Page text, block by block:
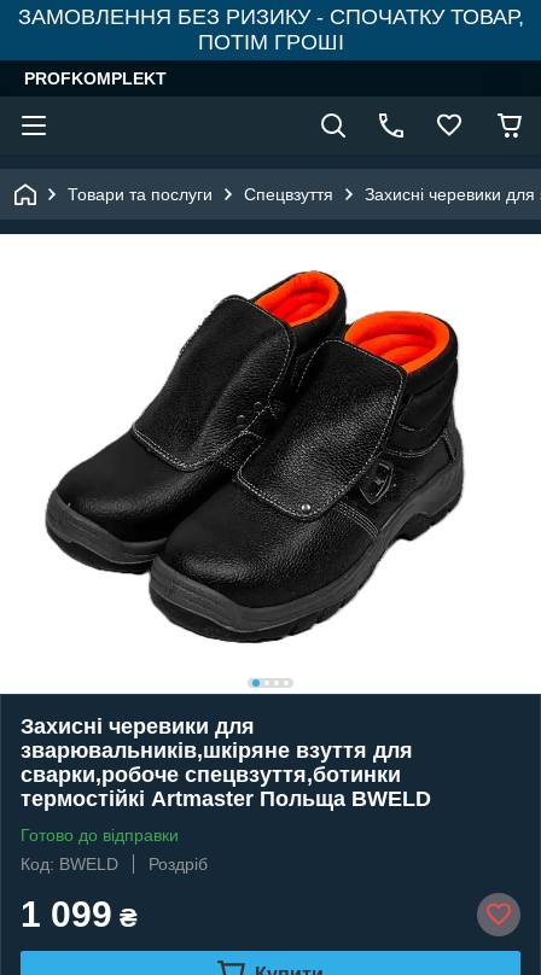
ЗАМОВЛЕННЯ БЕЗ РИЗИКУ - СПОЧАТКУ ТОВАР,
ПОТІМ ГРОШІ
PROFKOMPLEKT
Товари та послуги Спецвзуття Захисні черевики
Захисні черевики для
зварювальників,шкіряне взуття для
сварки,робоче спецвзуття,ботинки
термостійкі Artmaster Польща BWELD
Готово до відправки
Код: BWELD
Роздріб
1 099 ₴